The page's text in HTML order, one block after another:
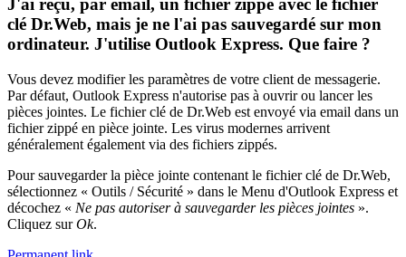
J'ai reçu, par email, un fichier zippé avec le fichier
clé Dr.Web, mais je ne l'ai pas sauvegardé sur mon
ordinateur. J'utilise Outlook Express. Que faire ?
Vous devez modifier les paramètres de votre client de messagerie.
Par défaut, Outlook Express n'autorise pas à ouvrir ou lancer les
pièces jointes. Le fichier clé de Dr.Web est envoyé via email dans un
fichier zippé en pièce jointe. Les virus modernes arrivent
généralement également via des fichiers zippés.
Pour sauvegarder la pièce jointe contenant le fichier clé de Dr.Web,
sélectionnez « Outils / Sécurité » dans le Menu d'Outlook Express et
décochez « Ne pas autoriser à sauvegarder les pièces jointes ».
Cliquez surOk.